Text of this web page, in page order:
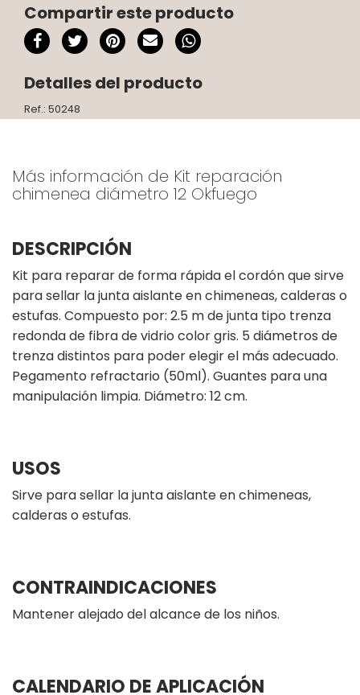
Compartir este producto
Detalles del producto
Ref.: 50248
Más información de Kit reparación
chimenea diámetro 12 Okfuego
DESCRIPCIÓN
Kit para reparar de forma rápida el cordón que sirve
para sellar la junta aislante en chimeneas, calderas o
estufas. Compuesto por: 2.5 m de junta tipo trenza
redonda de fibra de vidrio color gris. 5 diámetros de
trenza distintos para poder elegir el más adecuado.
Pegamento refractario (50ml). Guantes para una
manipulación limpia. Diámetro: 12 cm.
USOS
Sirve para sellar la junta aislante en chimeneas,
calderas o estufas.
CONTRAINDICACIONES
Mantener alejado del alcance de los niños.
CALENDARIO DE APLICACIÓN